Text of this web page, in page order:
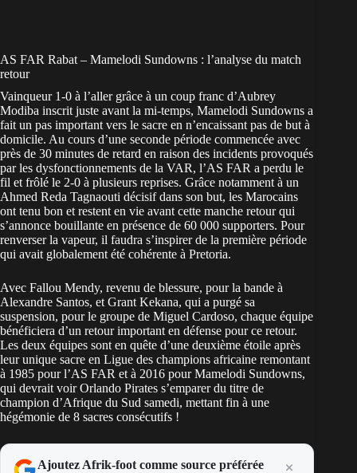
AS FAR Rabat – Mamelodi Sundowns : l’analyse du match
retour
Vainqueur 1-0 à l’allergrâce à un coup franc d’Aubrey
Modiba inscrit juste avant la mi-temps, Mamelodi Sundowns a
fait un pas important vers le sacre en n’encaissant pas de but à
domicile. Au cours d’une seconde période commencée avec
près de 30 minutes de retard en raison des incidents provoqués
par les dysfonctionnements de la VAR, l’AS FAR a perdu le
fil et frôlé le 2-0 à plusieurs reprises. Grâce notamment à un
Ahmed Reda Tagnaouti décisif dans son but, les Marocains
ont tenu bon et restent en vie avant cette manche retour qui
s’annonce bouillante en présence de 60 000 supporters. Pour
renverser la vapeur, il faudra s’inspirer de la première période
qui avait globalement été cohérente à Pretoria.
Avec Fallou Mendy, revenu de blessure, pour la bande à
Alexandre Santos, et Grant Kekana, qui a purgé sa
suspension, pour le groupe de Miguel Cardoso, chaque équipe
bénéficiera d’un retour important en défense pour ce retour.
Les deux équipes sont en quête d’une deuxième étoile après
leur unique sacre en Ligue des champions africaine remontant
à 1985 pour l’AS FAR et à 2016 pour Mamelodi Sundowns,
qui devrait voir Orlando Pirates s’emparer du titre de
champion d’Afrique du Sud samedi, mettant fin à une
hégémonie de 8 sacres consécutifs !
Ajoutez Afrik-foot comme source préférée